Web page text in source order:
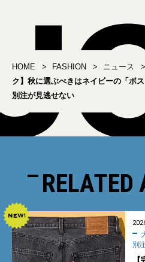
HOME FASHION ニュース
ク】秋に選ぶべきはネイビーの「ボ
別注が見逃せない
RELATED
別注